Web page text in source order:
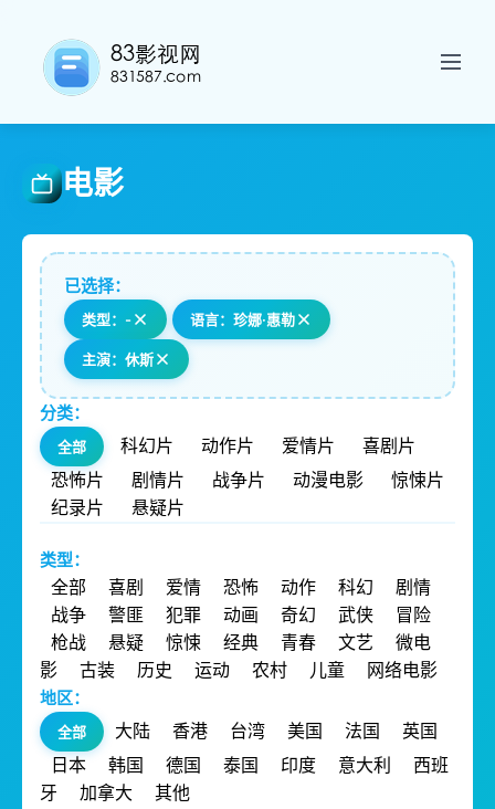
电影
已选择：
类型：- 语言：珍娜·惠勒
主演：休斯
分类：
全部 科幻片 动作片 爱情片
喜剧片
恐怖片
剧情片 战争片 动漫电影
惊悚片
纪录片
悬疑片
类型：
全部 喜剧 爱情 恐怖 动作 科幻
剧情
战争
警匪 犯罪 动画 奇幻 武侠
冒险
枪战
悬疑 惊悚 经典 青春 文艺
微电
影
古装 历史 运动 农村 儿童 网络电影
地区：
全部 大陆 香港 台湾 美国 法国
英国
日本
韩国 德国 泰国 印度 意大利
西班
牙
加拿大 其他